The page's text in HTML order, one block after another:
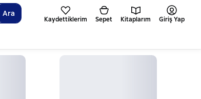
Ara
Kaydettiklerim Sepet Kitaplarım Giriş Yap